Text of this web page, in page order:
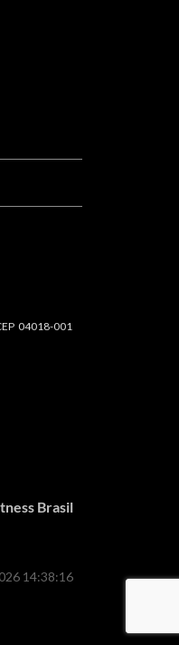
04018-001
Brasil
14:38:16